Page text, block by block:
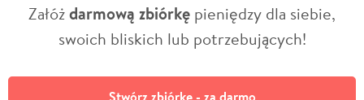
Załóżdarmową zbiórkę pieniędzy dla siebie,
swoich bliskich lub potrzebujących!